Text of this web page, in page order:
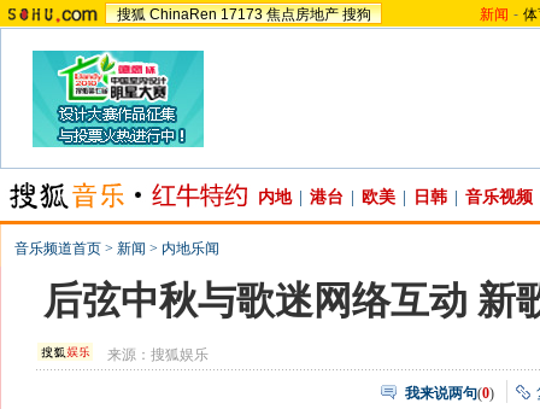
搜狐 ChinaRen 17173 焦点房地产 搜狗 新闻 -
内地 港台 欧美 日韩 音乐视频
音乐频道首页 > 新闻 > 内地乐闻
后弦中秋与歌迷网络互动 新
来源：搜狐娱乐
我来说两句(0)